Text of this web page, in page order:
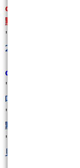
c.結果二月份,馬年
點......才兩天......
""
2000點!來共襄盛舉!
d.三月馬上來個
""
吧!
""
點?
""
見!